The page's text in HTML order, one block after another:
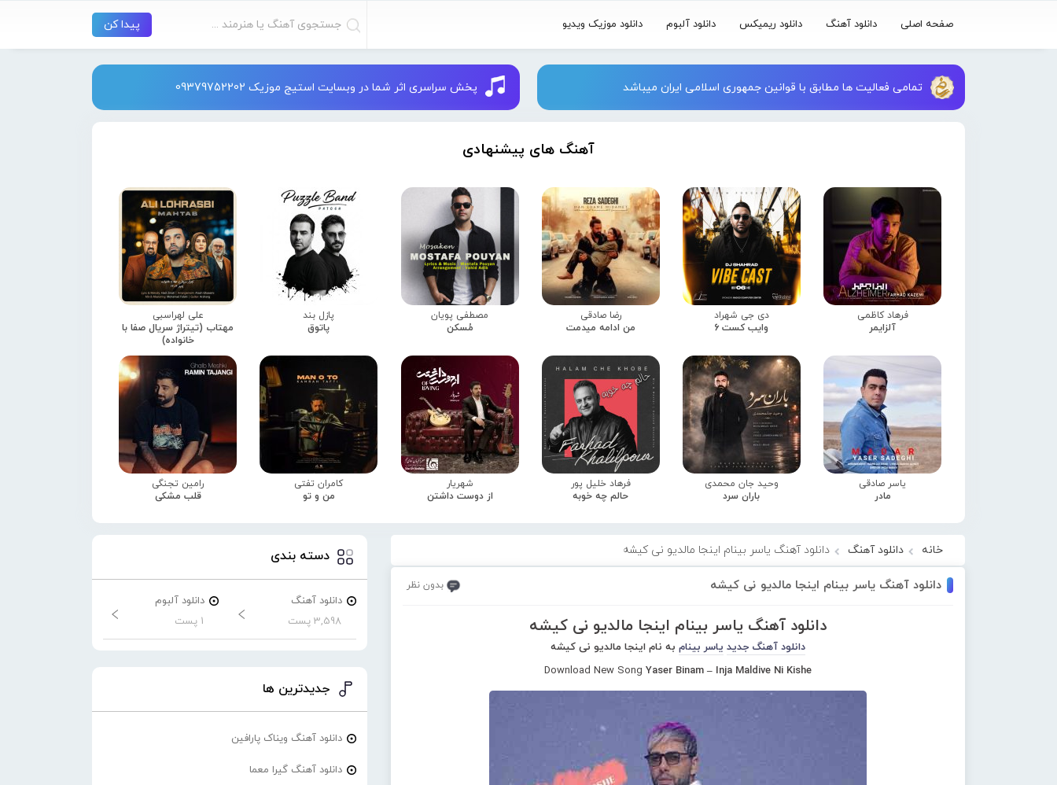
صفحه اصلی دانلود آهنگ دانلود ریمیکس دانلود آلبوم دانلود موزیک ویدیو
تمامی فعالیت ها مطابق با قوانین جمهوری اسلامی ایران میباشد پخش سراسری اثر شما در وبسایت استیج موزیک 09379752202
آهنگ های پیشنهادی
فرهاد کاظمی
آلزایمر
دی جی شهراد
وایب کست 6
رضا صادقی
من ادامه میدمت
مصطفی پویان
مُسکن
پازل بند
پاتوق
علی لهراسبی
مهتاب (تیتراژ سریال صفا با
خانواده)
یاسر صادقی
مادر
وحید جان محمدی
باران سرد
فرهاد خلیل پور
حالم چه خوبه
شهریار
از دوست داشتن
کامران تفتی
من و تو
رامین تجنگی
قلب مشکی
خانه دانلود آهنگ دانلود آهنگ یاسر بینام اینجا مالدیو نی کیشه
دانلود آهنگ یاسر بینام اینجا مالدیو نی کیشه بدون نظر
دانلود آهنگ یاسر بینام اینجا مالدیو نی کیشه
دانلود آهنگ جدید یاسر بینام به نام اینجا مالدیو نی کیشه
Download New Song Yaser Binam – Inja Maldive Ni Kishe
دسته بندی
دانلود آهنگ
3,598 پست
دانلود آلبوم
1 پست
جدیدترین ها
دانلود آهنگ ویناک پارافین
دانلود آهنگ گیرا معما